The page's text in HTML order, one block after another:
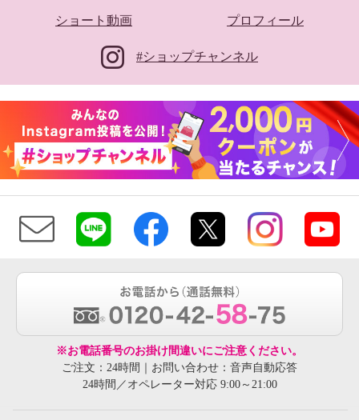
ショート動画 プロフィール
#ショップチャンネル
※お電話番号のお掛け間違いにご注意ください。
ご注文：24時間｜お問い合わせ：音声自動応答
24時間／オペレーター対応 9:00～21:00